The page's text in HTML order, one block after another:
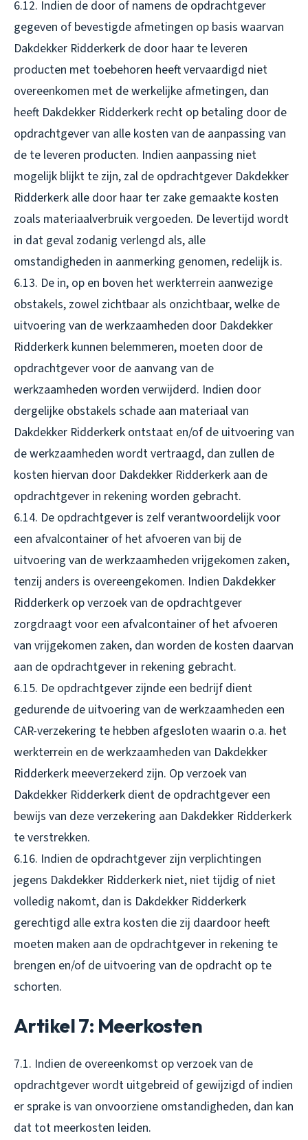
6.12. Indien de door of namens de opdrachtgever
gegeven of bevestigde afmetingen op basis waarvan
Dakdekker Ridderkerk de door haar te leveren
producten met toebehoren heeft vervaardigd niet
overeenkomen met de werkelijke afmetingen, dan
heeft Dakdekker Ridderkerk recht op betaling door de
opdrachtgever van alle kosten van de aanpassing van
de te leveren producten. Indien aanpassing niet
mogelijk blijkt te zijn, zal de opdrachtgever Dakdekker
Ridderkerk alle door haar ter zake gemaakte kosten
zoals materiaalverbruik vergoeden. De levertijd wordt
in dat geval zodanig verlengd als, alle
omstandigheden in aanmerking genomen, redelijk is.
6.13. De in, op en boven het werkterrein aanwezige
obstakels, zowel zichtbaar als onzichtbaar, welke de
uitvoering van de werkzaamheden door Dakdekker
Ridderkerk kunnen belemmeren, moeten door de
opdrachtgever voor de aanvang van de
werkzaamheden worden verwijderd. Indien door
dergelijke obstakels schade aan materiaal van
Dakdekker Ridderkerk ontstaat en/of de uitvoering van
de werkzaamheden wordt vertraagd, dan zullen de
kosten hiervan door Dakdekker Ridderkerk aan de
opdrachtgever in rekening worden gebracht.
6.14. De opdrachtgever is zelf verantwoordelijk voor
een afvalcontainer of het afvoeren van bij de
uitvoering van de werkzaamheden vrijgekomen zaken,
tenzij anders is overeengekomen. Indien Dakdekker
Ridderkerk op verzoek van de opdrachtgever
zorgdraagt voor een afvalcontainer of het afvoeren
van vrijgekomen zaken, dan worden de kosten daarvan
aan de opdrachtgever in rekening gebracht.
6.15. De opdrachtgever zijnde een bedrijf dient
gedurende de uitvoering van de werkzaamheden een
CAR-verzekering te hebben afgesloten waarin o.a. het
werkterrein en de werkzaamheden van Dakdekker
Ridderkerk meeverzekerd zijn. Op verzoek van
Dakdekker Ridderkerk dient de opdrachtgever een
bewijs van deze verzekering aan Dakdekker Ridderkerk
te verstrekken.
6.16. Indien de opdrachtgever zijn verplichtingen
jegens Dakdekker Ridderkerk niet, niet tijdig of niet
volledig nakomt, dan is Dakdekker Ridderkerk
gerechtigd alle extra kosten die zij daardoor heeft
moeten maken aan de opdrachtgever in rekening te
brengen en/of de uitvoering van de opdracht op te
schorten.
Artikel 7: Meerkosten
7.1. Indien de overeenkomst op verzoek van de
opdrachtgever wordt uitgebreid of gewijzigd of indien
er sprake is van onvoorziene omstandigheden, dan kan
dat tot meerkosten leiden.